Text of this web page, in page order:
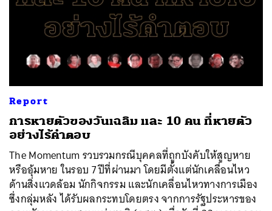
Report
การหายตัวของวันเฉลิม และ 10 คน ที่หายตัว
อย่างไร้คำตอบ
The Momentum รวบรวมกรณีบุคคลที่ถูกบังคับให้สูญหาย
หรืออุ้มหาย ในรอบ 7 ปีที่ผ่านมา โดยมีตั้งแต่นักเคลื่อนไหว
ด้านสิ่งแวดล้อม นักกิจกรรม และนักเคลื่อนไหวทางการเมือง
ซึ่งกลุ่มหลัง ได้รับผลกระทบโดยตรง จากการรัฐประหารของ